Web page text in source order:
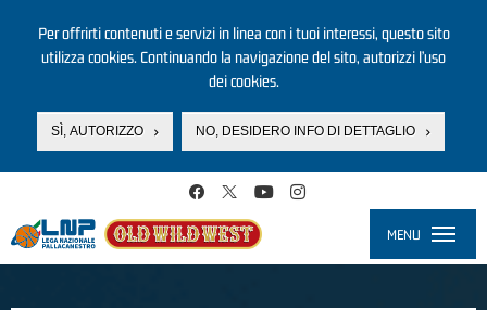
Per offrirti contenuti e servizi in linea con i tuoi interessi, questo sito
utilizza cookies. Continuando la navigazione del sito, autorizzi l’uso
dei cookies.
SÌ, AUTORIZZO NO, DESIDERO INFO DI DETTAGLIO
MENU